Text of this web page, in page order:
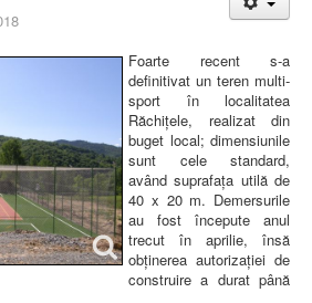
Foarte recent s-a
definitivat un teren multi-
sport în localitatea
Răchițele, realizat din
buget local; dimensiunile
sunt cele standard,
având suprafața utilă de
40 x 20 m. Demersurile
au fost începute anul
trecut în aprilie, însă
obținerea autorizației de
construire a durat până